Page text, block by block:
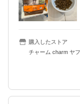
購入したストア
チャーム charm ヤ